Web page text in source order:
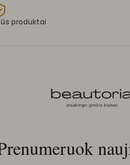
produktai